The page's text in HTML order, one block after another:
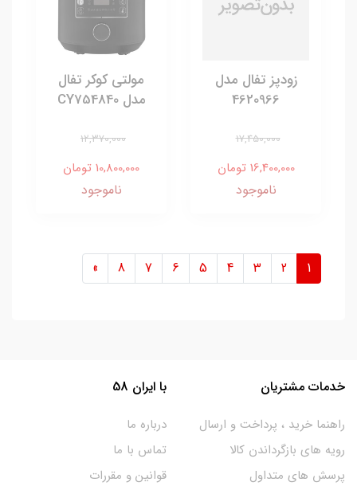
زودپز تفال مدل
4620966
17,450,000
16,400,000 تومان
ناموجود
مولتی کوکر تفال
مدل CY754840
12,370,000
10,800,000 تومان
ناموجود
1
2
3
4
5
6
7
8
»
خدمات مشتریان
راهنما خرید ، پرداخت و ارسال
رویه های بازگرداندن کالا
پرسش های متداول
با ایران 58
درباره ما
تماس با ما
قوانین و مقررات